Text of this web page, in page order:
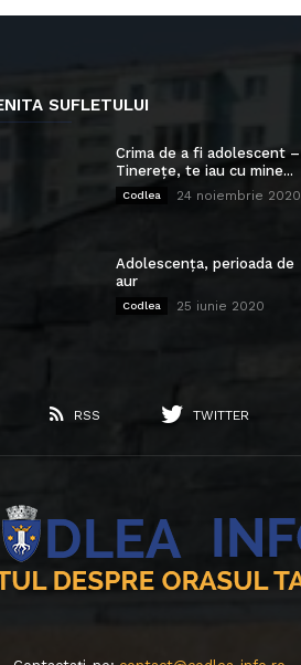
SUFLETULUI
Crima de a fi adolescent –
Tinerețe, te iau cu mine...
Codlea 24 noiembrie 2020
Adolescența, perioada de
aur
Codlea 25 iunie 2020
RSS TWITTER